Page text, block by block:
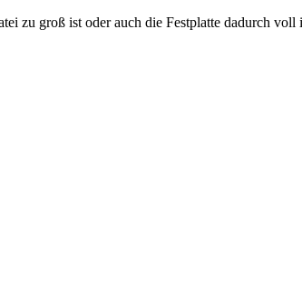
zu groß ist oder auch die Festplatte dadurch